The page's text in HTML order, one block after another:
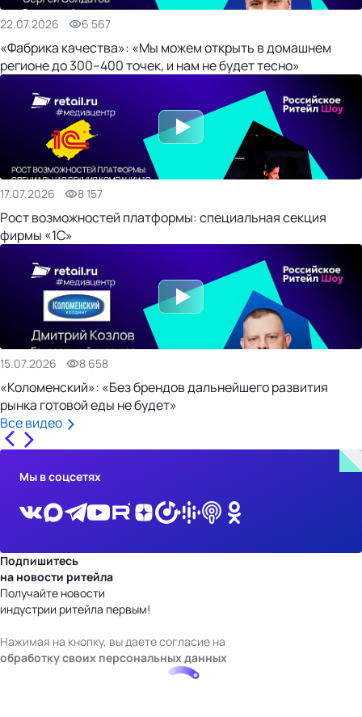
22.07.2026 6 567
«Фабрика качества»: «Мы можем открыть в домашнем
регионе до 300–400 точек, и нам не будет тесно»
17.07.2026 8 157
Рост возможностей платформы: специальная секция
фирмы «1С»
15.07.2026 8 658
«Коломенский»: «Без брендов дальнейшего развития
рынка готовой еды не будет»
Все видео
Мы в соцсетях
Подпишитесь
на новости ритейла
Получайте новости
индустрии ритейла первым!
Нажимая на кнопку, вы даете согласие на
обработку своих персональных данных